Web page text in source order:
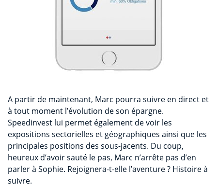
A partir de maintenant, Marc pourra suivre en direct et
à tout moment l’évolution de son épargne.
Speedinvest lui permet également de voir les
expositions sectorielles et géographiques ainsi que les
principales positions des sous-jacents. Du coup,
heureux d’avoir sauté le pas, Marc n’arrête pas d’en
parler à Sophie. Rejoignera-t-elle l’aventure ? Histoire à
suivre.